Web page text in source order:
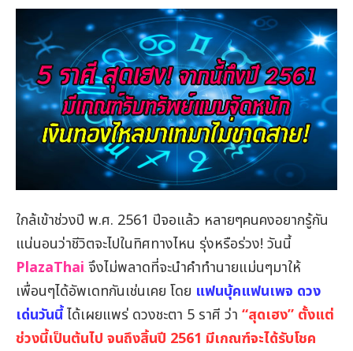
ใกล้เข้าช่วงปี พ.ศ. 2561 ปีจอแล้ว หลายๆคนคงอยากรู้กัน
แน่นอนว่าชีวิตจะไปในทิศทางไหน รุ่งหรือร่วง! วันนี้
PlazaThai จึงไม่พลาดที่จะนำคำทำนายแม่นๆมาให้
เพื่อนๆได้อัพเดทกันเช่นเคย โดย แฟนบุ้คแฟนเพจ ดวง
เด่นวันนี้ได้เผยแพร่ ดวงชะตา 5 ราศี ว่า “สุดเฮง” ตั้งแต่
ช่วงนี้เป็นต้นไป จนถึงสิ้นปี 2561 มีเกณฑ์จะได้รับโชค